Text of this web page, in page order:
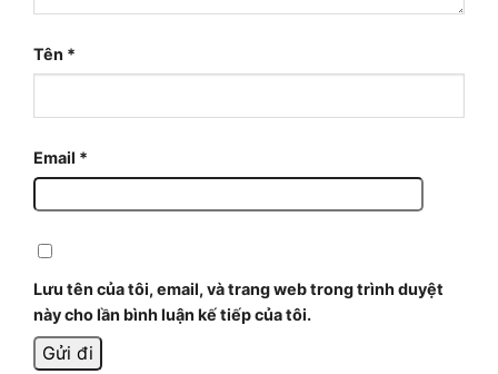
Tên *
Email *
Lưu tên của tôi, email, và trang web trong trình duyệt
này cho lần bình luận kế tiếp của tôi.